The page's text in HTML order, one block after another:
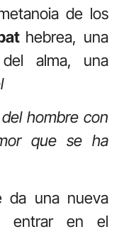
de los
hebrea, una
alma, una
hombre con
que se ha
da una nueva
entrar en el